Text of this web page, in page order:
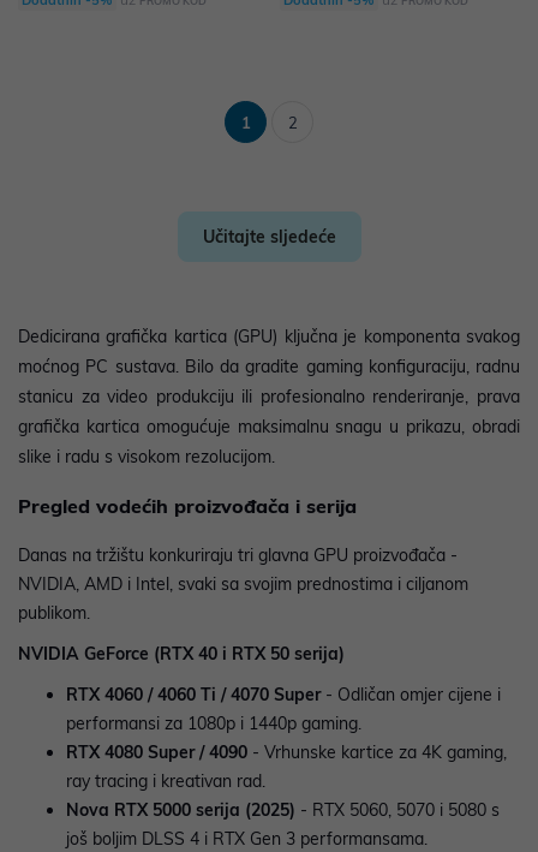
1 2
Učitajte sljedeće
Dedicirana grafička kartica (GPU) ključna je komponenta svakog
moćnog PC sustava. Bilo da gradite gaming konfiguraciju, radnu
stanicu za video produkciju ili profesionalno renderiranje, prava
grafička kartica omogućuje maksimalnu snagu u prikazu, obradi
slike i radu s visokom rezolucijom.
Pregled vodećih proizvođača i serija
Danas na tržištu konkuriraju tri glavna GPU proizvođača -
NVIDIA, AMD i Intel, svaki sa svojim prednostima i ciljanom
publikom.
NVIDIA GeForce (RTX 40 i RTX 50 serija)
RTX 4060 / 4060 Ti / 4070 Super- Odličan omjer cijene i
performansi za 1080p i 1440p gaming.
RTX 4080 Super / 4090 - Vrhunske kartice za 4K gaming,
ray tracing i kreativan rad.
Nova RTX 5000 serija (2025) - RTX 5060, 5070 i 5080 s
još boljim DLSS 4 i RTX Gen 3 performansama.